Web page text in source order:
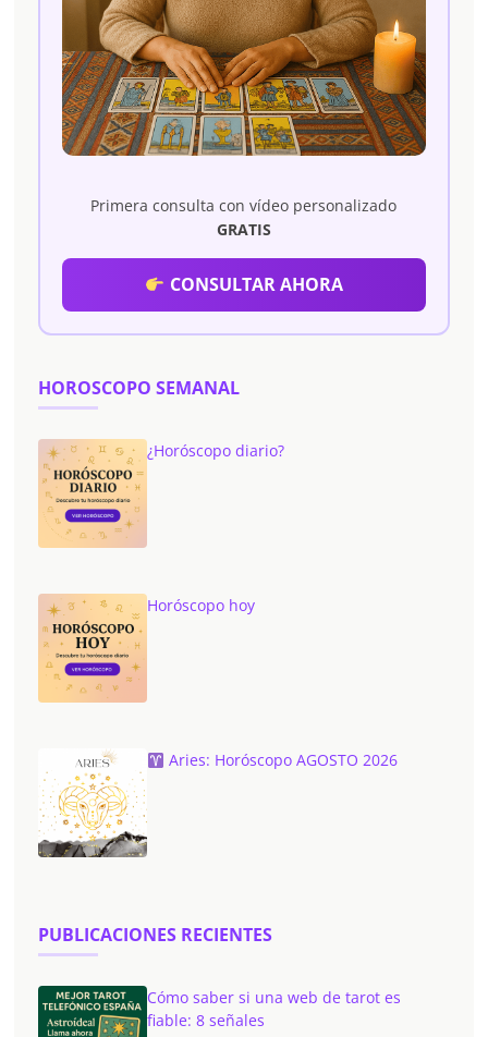
Primera consulta con vídeo personalizado
GRATIS
CONSULTAR AHORA
HOROSCOPO SEMANAL
¿Horóscopo diario?
Horóscopo hoy
Aries: Horóscopo AGOSTO 2026
PUBLICACIONES RECIENTES
Cómo saber si una web de tarot es
fiable: 8 señales